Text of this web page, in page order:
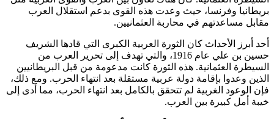
بريطانيا وفرنسا، حيث وعدت هذه القوى بدعم استقلال العرب
مقابل مساعدتهم في محاربة العثمانيين.
أحد أبرز الأحداث كان الثورة العربية الكبرى التي قادها الشريف
حسين بن علي عام 1916، والتي تهدف إلى تحرير العرب من
السيطرة العثمانية. هذه الثورة كانت مدعومة من قبل البريطانيين
الذين وعدوا بإقامة دولة عربية مستقلة بعد انتهاء الحرب. ومع ذلك،
فإن الوعود الغربية لم تتحقق بالكامل بعد انتهاء الحرب، مما أدى إلى
خيبة أمل كبيرة بين العرب.